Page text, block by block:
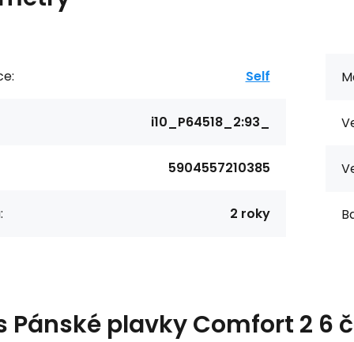
Self
i10_P64518_2:93_
5904557210385
2 roky
Pánské plavky Comfort 2 6